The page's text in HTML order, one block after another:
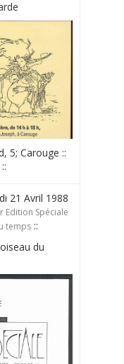
5; Carouge ::
21 Avril 1988
Edition Spéciale
temps ::
du